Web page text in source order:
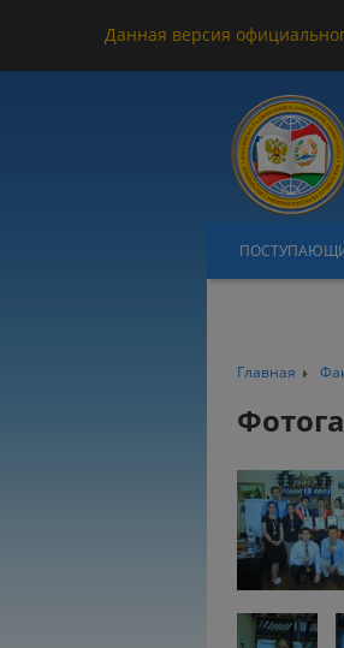
Данная версия
Главная